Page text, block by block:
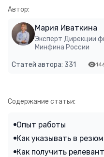
Автор:
Мария Иваткина
Эксперт Дирекции
Минфина России
Статей автора: 331
Содержание статьи:
Опыт работы
Как указывать в
Как получить